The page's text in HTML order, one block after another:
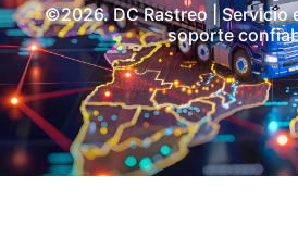
©2026. DC Rastreo | Servicio
soporte